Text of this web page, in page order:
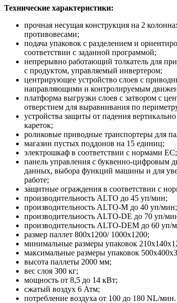
Технические характеристики:
прочная несущая конструкция на 2
противовесами;
подача упаковок с разделением и
соответствии с заданной программой;
непрерывно работающий толкатель для
с продуктом, управляемый инвертером;
центрирующее устройство слоев с
направляющими и контролируемым
платформа выгрузки слоев с затвором с
отверстием для выравнивания по
устройства защиты от падения
кареток;
роликовые приводные транспортеры для
магазин пустых поддонов на 15 единиц;
электрошкаф в соответствии с нормами ЕС;
панель управления с буквенно-цифровым
данных, выбора функций машины и для
работе;
защитные ограждения в соответствии с
производительность ALTO до 45 уп/мин;
производительность ALTO-M до 40 уп/мин;
производительность ALTO-DE до 70 уп/
производительность ALTO-DEM до 60 уп/
размер паллет 800х1200/ 1000х1200;
минимальные размеры упаковок
максимальные размеры упаковок
высота паллеты 2000 мм;
вес слоя 300 кг;
мощность от 8,5 до 14 кВт;
сжатый воздух 6 Атм;
потребление воздуха от 100 до 180 NL/мин.